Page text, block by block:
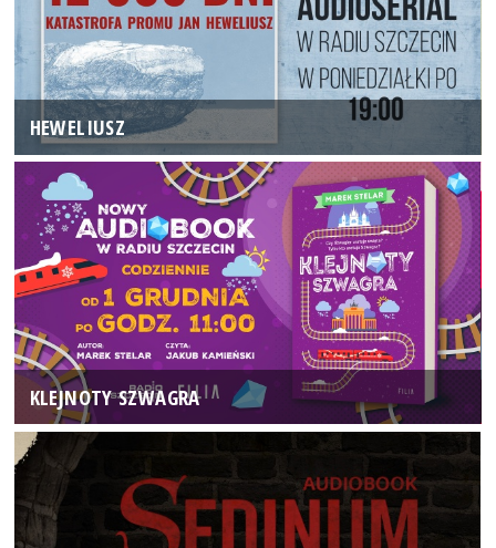
HEWELIUSZ
KLEJNOTY SZWAGRA